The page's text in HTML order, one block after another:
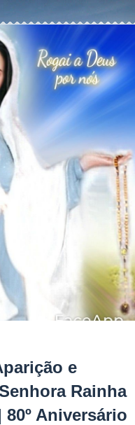
e
Rainha
80º Aniversário